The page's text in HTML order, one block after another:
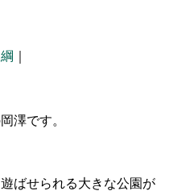
澤です。
ばせられる大きな公園が